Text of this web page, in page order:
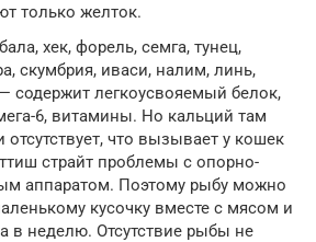
только желток.
хек, форель, семга, тунец,
скумбрия, иваси, налим, линь,
содержит легкоусвояемый белок,
6, витамины. Но кальций там
отсутствует, что вызывает у кошек
страйт проблемы с опорно-
аппаратом. Поэтому рыбу можно
кусочку вместе с мясом и
в неделю. Отсутствие рыбы не